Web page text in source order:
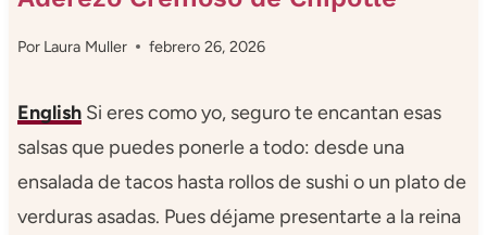
Por Laura Muller febrero 26, 2026
EnglishSi eres como yo, seguro te encantan esas
salsas que puedes ponerle a todo: desde una
ensalada de tacos hasta rollos de sushi o un plato de
verduras asadas. Pues déjame presentarte a la reina